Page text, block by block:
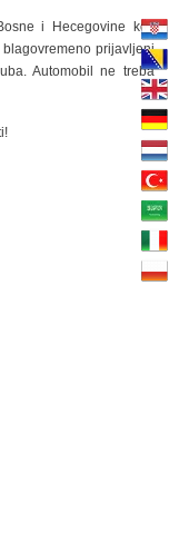
i Hecegovine koji
prijavljeni
Automobil ne treba